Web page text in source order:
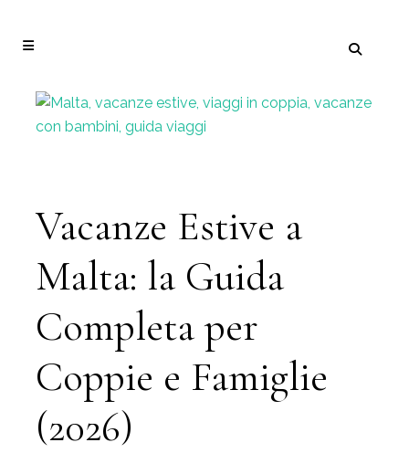
Vacanze Estive a
Malta: la Guida
Completa per
Coppie e Famiglie
(2026)